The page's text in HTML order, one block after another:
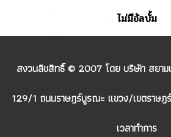
ไม่มีอัลบั้ม
สงวนลิขสิทธิ์ © 2007 โดย บริษัท สยามเ
129/1 ถนนราษฎร์บูรณะ แขวง/เขตราษ
เวลาทำการ